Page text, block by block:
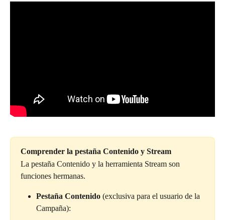
Comprender la pestaña Contenido y Stream
La pestaña Contenido y la herramienta Stream son
funciones hermanas.
Pestaña Contenido (exclusiva para el usuario de la
Campaña):